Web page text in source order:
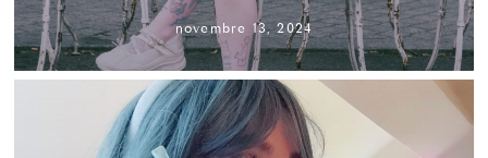
novembre 13, 2024